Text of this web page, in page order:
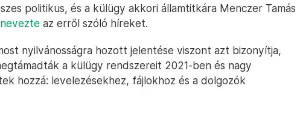
politikus, és a külügy akkori államtitkára Menczer Tamás
az erről szóló híreket.
nyilvánosságra hozott jelentése viszont azt bizonyítja,
a külügy rendszereit 2021-ben és nagy
hozzá: levelezésekhez, fájlokhoz és a dolgozók